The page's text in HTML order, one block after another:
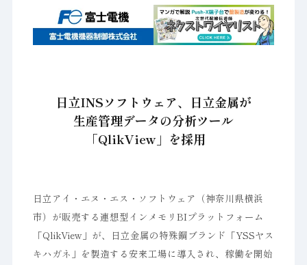
日立INSソフトウェア、日立金属が
生産管理データの分析ツール
「QlikView」を採用
日立アイ・エヌ・エス・ソフトウェア（神奈川県横浜
市）が販売する連想型インメモリBIプラットフォーム
「QlikView」が、日立金属の特殊鋼ブランド「YSSヤス
キハガネ」を製造する安来工場に導入され、稼働を開始